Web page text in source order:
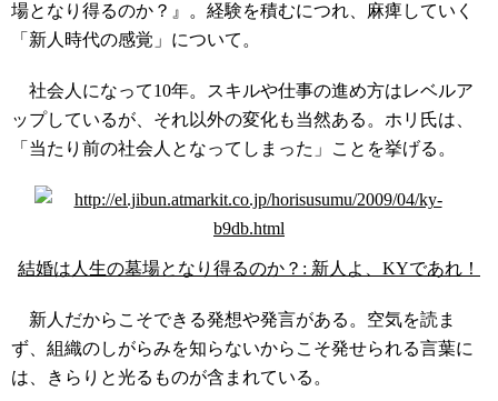
場となり得るのか？』。経験を積むにつれ、麻痺していく
「新人時代の感覚」について。
社会人になって10年。スキルや仕事の進め方はレベルア
ップしているが、それ以外の変化も当然ある。ホリ氏は、
「当たり前の社会人となってしまった」ことを挙げる。
結婚は人生の墓場となり得るのか？: 新人よ、KYであれ！
新人だからこそできる発想や発言がある。空気を読ま
ず、組織のしがらみを知らないからこそ発せられる言葉に
は、きらりと光るものが含まれている。